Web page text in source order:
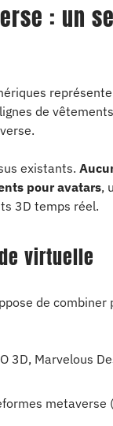
: un
de
existants.
pour avatars,
3D temps réel.
virtuelle
de
3D, Marvelous
metaverse